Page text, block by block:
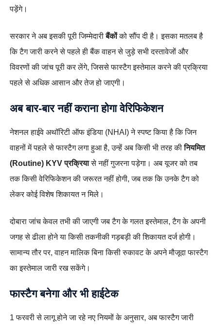
पड़ेंगे।
सरकार ने अब इसकी पूरी जिम्मेदारीबैंकोंको सौंप दी है। इसका मतलब है
कि टैग जारी करने से पहले ही बैंक वाहन से जुड़े सभी दस्तावेजों और
विवरणों की जांच पूरी कर लेंगे, जिससे फास्टैग इस्तेमाल करने की प्रक्रिया
पहले से अधिक आसान और तेज हो जाएगी।
अब बार-बार नहीं कराना होगा वेरिफिकेशन
नेशनल हाईवे अथॉरिटी ऑफ इंडिया (NHAI) ने स्पष्ट किया है कि जिन
वाहनों में पहले से फास्टैग लगा हुआ है, उन्हें अब किसी भी तरह कीनियमित
(Routine) KYV प्रक्रियासे नहीं गुजरना पड़ेगा। अब यूजर को तब
तक किसी वेरिफिकेशन की जरूरत नहीं होगी, जब तक कि उनके टैग को
लेकर कोई विशेष शिकायत न मिले।
दोबारा जांच केवल तभी की जाएगी जब टैग के गलत इस्तेमाल, टैग के अपनी
जगह से ढीला होने या किसी तकनीकी गड़बड़ी की शिकायत दर्ज होगी।
सामान्य तौर पर, वाहन मालिक बिना किसी रुकावट के अपने मौजूदा फास्टैग
का इस्तेमाल जारी रख सकेंगे।
फास्टैग बनेगा और भी हाईटेक
1 फरवरी से लागू होने जा रहे नए नियमों के अनुसार, अब फास्टैग जारी